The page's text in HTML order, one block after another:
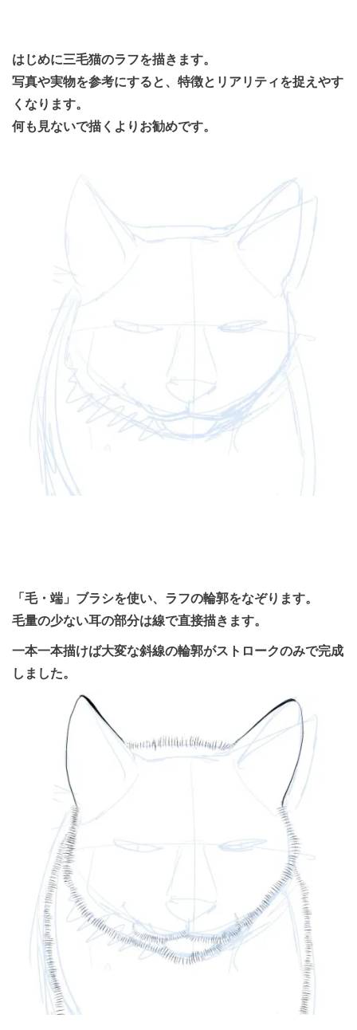
はじめに三毛猫のラフを描きます。
写真や実物を参考にすると、特徴とリアリティを捉えやす
くなります。
何も見ないで描くよりお勧めです。
「毛・端」ブラシを使い、ラフの輪郭をなぞります。
毛量の少ない耳の部分は線で直接描きます。
一本一本描けば大変な斜線の輪郭がストロークのみで完成
しました。